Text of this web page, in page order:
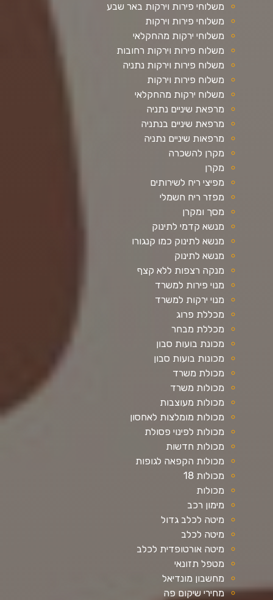
משלוחי פירות וירקות באר שבע
משלוחי פירות וירקות
משלוחי ירקות מהחקלאי
משלוח פירות וירקות רחובות
משלוח פירות וירקות נתניה
משלוח פירות וירקות
משלוח ירקות מהחקלאי
מרפאת שיניים נתניה
מרפאת שיניים בנתניה
מרפאות שיניים נתניה
מקרן להשכרה
מקרן
מפיצי ריח לשירותים
מפזר ריח חשמלי
מסך ומקרן
מנשא קדמי לתינוק
מנשא לתינוק כמו קנגורו
מנשא לתינוק
מנקה רצפות ללא קצף
מנוי פירות למשרד
מנוי ירקות למשרד
מכללת פרוג
מכללת מבחר
מכונת בועות סבון
מכונות בועות סבון
מכולת משרד
מכולות משרד
מכולות מעוצבות
מכולות מומלצות לאחסון
מכולות לפינוי פסולת
מכולות חדשות
מכולות הקפאה לגופות
מכולות 18
מכולות
מימון רכב
מיטה לכלב גדול
מיטה לכלב
מיטה אורטופדית לכלב
מטפל תזונאי
מחשבון מונדיאל
מחירי שיקום פה